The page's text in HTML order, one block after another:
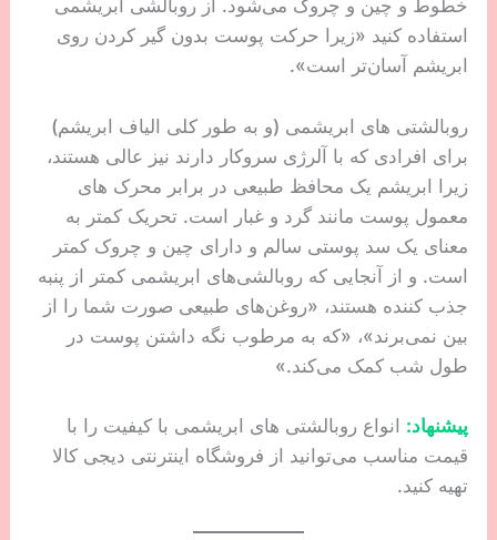
شما فوق‌العاده ظریف است، به همین دلیل ضروری
است که محصولات آرایشی و مراقبت از پوست را به
آرامی بمالید و یا پاک کنید. زمانی که این کار را هر روز به
دهنده دور چشم خواهید بود.
سعی کنید هنگام استفاده از محصولات زیر چشم از
انگشتان حلقه خود (که کمترین فشار را وارد می کنند)
استفاده کنید و عادت کنید که فرمول ها را به پوست خود
به صورت ضربه ای آرام بزنید و از مالدین پرهیز کنید.
7. روی یک روبالشتی ابریشمی بخوابید
این روبالشتی ها باعث تحریک کمتر، برای آلرژی و پوست
روبالشی نخی روی صورت شما به مرور زمان باعث ایجاد
خطوط و چین و چروک می‌شود. از روبالشی ابریشمی
استفاده کنید «زیرا حرکت پوست بدون گیر کردن روی
ابریشم آسان‌تر است».